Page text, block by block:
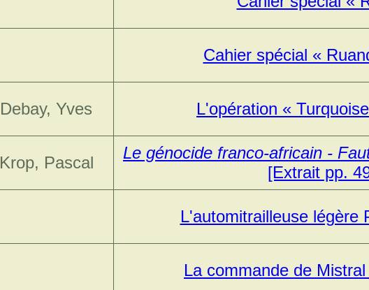
Cahier spécial «
Debay, Yves L'opération «
Krop, Pascal
Le génocide franco-africain -
[Extrait pp.
L'automitrailleuse légère
La commande de